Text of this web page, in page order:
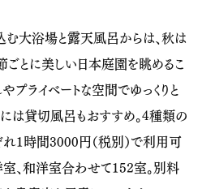
大浴場と露天風呂からは、秋は
とに美しい日本庭園を眺めるこ
プライベートな空間でゆっくりと
は貸切風呂もおすすめ。4種類の
1時間3000円（税別）で利用可
、和洋室合わせて152室。別料